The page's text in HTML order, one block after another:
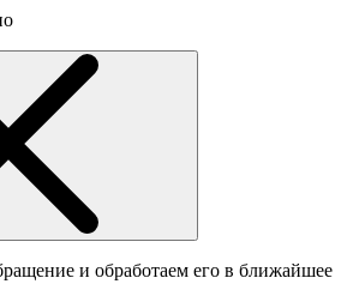
и обработаем его в ближайшее